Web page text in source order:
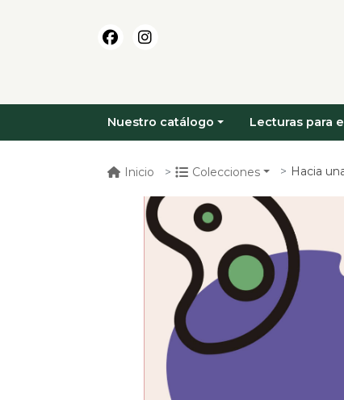
Nuestro catálogo Lecturas para
Inicio Colecciones Hacia una